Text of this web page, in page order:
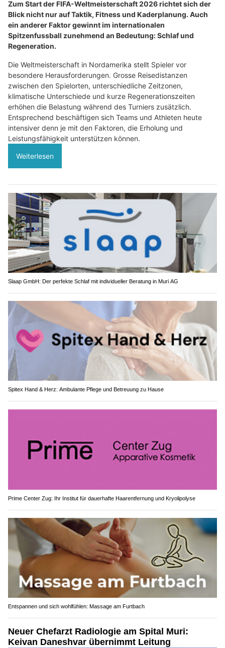
Zum Start der FIFA-Weltmeisterschaft 2026 richtet sich der
Blick nicht nur auf Taktik, Fitness und Kaderplanung. Auch
ein anderer Faktor gewinnt im internationalen
Spitzenfussball zunehmend an Bedeutung: Schlaf und
Regeneration.
Die Weltmeisterschaft in Nordamerika stellt Spieler vor
besondere Herausforderungen. Grosse Reisedistanzen
zwischen den Spielorten, unterschiedliche Zeitzonen,
klimatische Unterschiede und kurze Regenerationszeiten
erhöhen die Belastung während des Turniers zusätzlich.
Entsprechend beschäftigen sich Teams und Athleten heute
intensiver denn je mit den Faktoren, die Erholung und
Leistungsfähigkeit unterstützen können.
Weiterlesen
Slaap GmbH: Der perfekte Schlaf mit individueller Beratung in Muri AG
Spitex Hand & Herz: Ambulante Pflege und Betreuung zu Hause
Prime Center Zug: Ihr Institut für dauerhafte Haarentfernung und Kryolipolyse
Entspannen und sich wohlfühlen: Massage am Furtbach
Neuer Chefarzt Radiologie am Spital Muri:
Keivan Daneshvar übernimmt Leitung